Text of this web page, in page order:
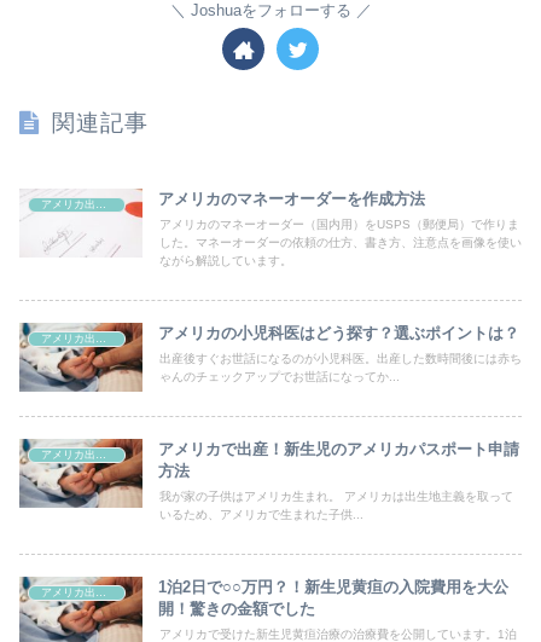
Joshuaをフォローする
関連記事
アメリカ出産/手続き関連 アメリカのマネーオーダーを作成方法
アメリカのマネーオーダー（国内用）をUSPS（郵便局）で作りま
した。マネーオーダーの依頼の仕方、書き方、注意点を画像を使い
ながら解説しています。
アメリカ出産/手続き関連 アメリカの小児科医はどう探す？選ぶポイントは？
出産後すぐお世話になるのが小児科医。出産した数時間後には赤ち
ゃんのチェックアップでお世話になってか...
アメリカで出産！新生児のアメリカパスポート申請
方法
我が家の子供はアメリカ生まれ。 アメリカは出生地主義を取って
いるため、アメリカで生まれた子供...
1泊2日で○○万円？！新生児黄疸の入院費用を大公
開！驚きの金額でした
アメリカで受けた新生児黄疸治療の治療費を公開しています。1泊